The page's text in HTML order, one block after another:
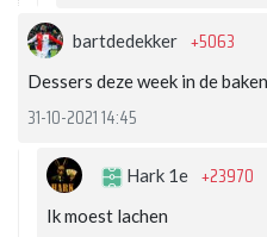
bartdedekker +5063
Dessers deze week in de
31-10-2021 14:45
Hark 1e +23970
Ik moest lachen